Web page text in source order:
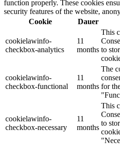
function properly. These cookies
security features of the website,
Cookie
Dauer
cookielawinfo-
checkbox-analytics
11
months
This
to
cookielawinfo-
checkbox-functional
11
months
The
for
cookielawinfo-
checkbox-necessary
11
months
This
to